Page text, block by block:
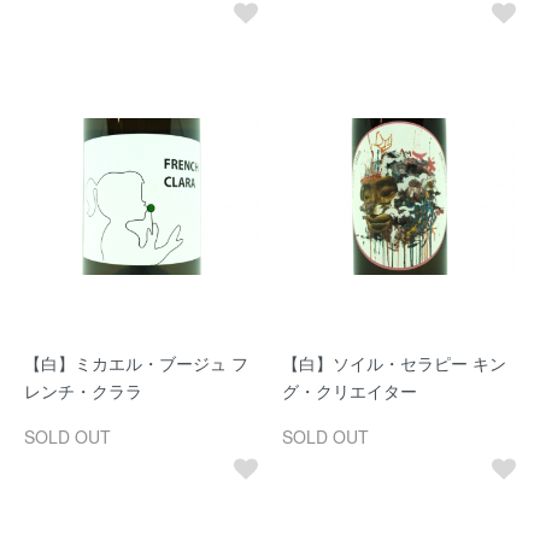
【白】ミカエル・ブージュ フ
レンチ・クララ
SOLD OUT
【白】ソイル・セラピー キン
グ・クリエイター
SOLD OUT